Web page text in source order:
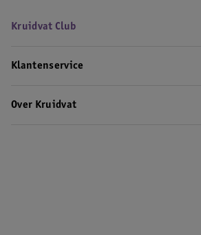
Kruidvat Club
Klantenservice
Over Kruidvat